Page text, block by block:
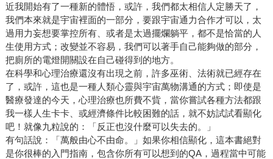
近我開始有了一種新的體悟，或許，我們都太相信人定勝天了，
我們本來就是宇宙裡面的一部分，要跟宇宙通力合作才可以，太
過用力妄想要掌控所有、或者是太過擺爛躺平，都不是恰當的人
生使用方式；改變並不容易，我們可以著手自己能夠做的部分，
把廁所的電燈開關設在自己碰得到的地方。
在科學和心理治療還沒有出現之前，許多巫術、法術就已經存在
了，或許，這也是一種人類心靈與宇宙萬物溝通的方式；即使是
醫療發達的今天，心理治療也所費不貲，當你嘗試各種方法都跟
我一樣人生卡卡、或經濟條件比較困難的話，就不妨試試看顯化
吧！就像九粒說的：「反正也沒什麼可以失去的。」
有句話說：「萬般由心不由命。」如果你相信顯化，這本書絕對
是你很棒的入門指南，包含你所有可以想到的QA，過程當中可能